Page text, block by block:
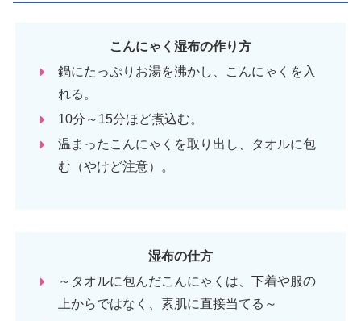
こんにゃく湿布の作り方
鍋にたっぷりお湯を沸かし、こんにゃくを入
れる。
10分～15分ほど煮込む。
温まったこんにゃくを取り出し、タオルに包
む（やけど注意）。
湿布の仕方
～タオルに包んだこんにゃくは、下着や服の
上からではなく、素肌に直接当てる～